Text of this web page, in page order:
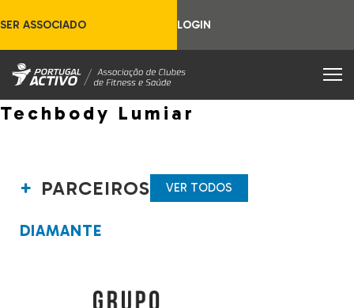
SER ASSOCIADO LOGIN
Techbody Lumiar
PARCEIROS VER TODOS
DIAMANTE